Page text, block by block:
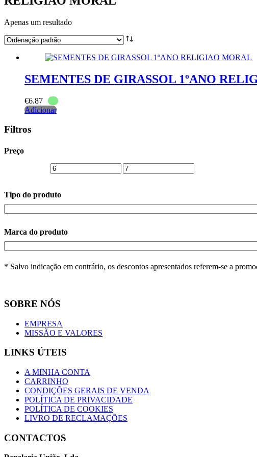
Apenas um resultado
SEMENTES DE GIRASSOL 1ºANO
€6.87
Adicionar
Filtros
Preço
Tipo do produto
Marca do produto
* Salvo indicação em contrário, os descontos apresentados referem-se a
SOBRE NÓS
EMPRESA
MISSÃO E VALORES
LINKS ÚTEIS
A MINHA CONTA
CARRINHO
CONDIÇÕES GERAIS DE VENDA
POLÍTICA DE PRIVACIDADE
POLÍTICA DE COOKIES
LIVRO DE RECLAMAÇÕES
CONTACTOS